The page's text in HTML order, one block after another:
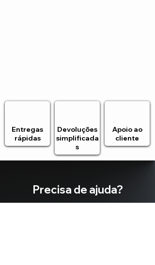
Entregas
rápidas
Devoluções
simplificada
s
Apoio ao
cliente
Precisa de ajuda?